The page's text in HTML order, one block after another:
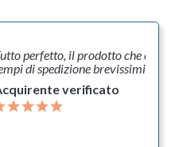
Velocissimi, articolo ben
Tutto perfetto, ottimo! Sito
Acquirente verificato